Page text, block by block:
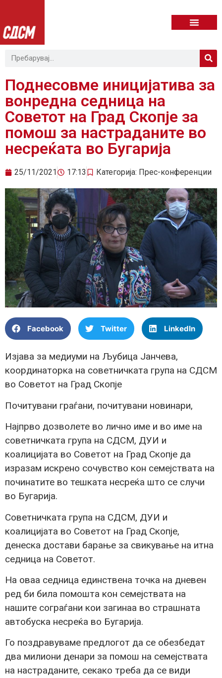
Поднесовме иницијатива за
вонредна седница на
Советот на Град Скопје за
помош за настраданите во
несреќата во Бугарија
25/11/2021 17:13 Категорија: Прес-конференции
Facebook Twitter LinkedIn
Изјава за медиуми на Љубица Јанчева,
координаторка на советничката група на СДСМ
во Советот на Град Скопје
Почитувани граѓани, почитувани новинари,
Најпрво дозволете во лично име и во име на
советничката група на СДСМ, ДУИ и
коалицијата во Советот на Град Скопје да
изразам искрено сочувство кон семејствата на
починатите во тешката несреќа што се случи
во Бугарија.
Советничката група на СДСМ, ДУИ и
коалицијата во Советот на Град Скопје,
денеска достави барање за свикување на итна
седница на Советот.
На оваа седница единствена точка на дневен
ред би била помошта кон семејствата на
нашите сограѓани кои загинаа во страшната
автобуска несреќа во Бугарија.
Го поздравуваме предлогот да се обезбедат
два милиони денари за помош на семејствата
на настраданите, секако треба да се види